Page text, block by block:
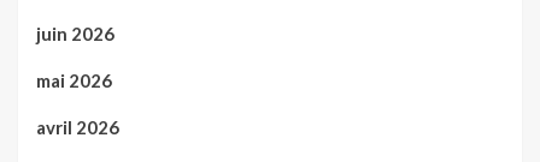
juin 2026
mai 2026
avril 2026